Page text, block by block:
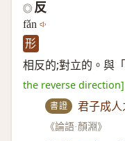
◎ 反
fǎn
形
相反的;對立的。與
the reverse direction]
書證 君子成人
《論語·顏淵》